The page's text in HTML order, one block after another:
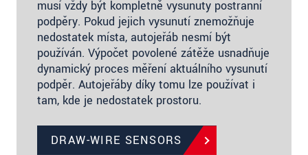
musí vždy být kompletně vysunuty postranní
podpěry. Pokud jejich vysunutí znemožňuje
nedostatek místa, autojeřáb nesmí být
používán. Výpočet povolené zátěže usnadňuje
dynamický proces měření aktuálního vysunutí
podpěr. Autojeřáby díky tomu lze používat i
tam, kde je nedostatek prostoru.
DRAW-WIRE SENSORS